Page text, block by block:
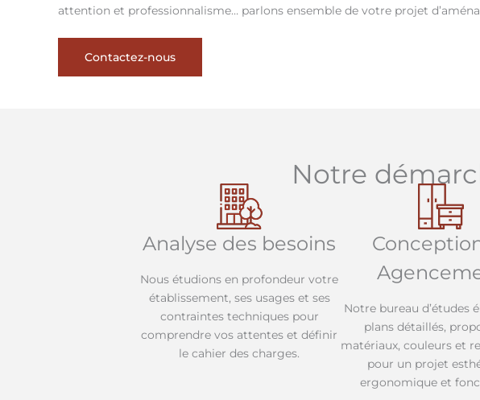
attention et professionnalisme… parlons ensemble de votre projet
Contactez-nous
Notre
Analyse des besoins
Nous étudions en profondeur votre
établissement, ses usages et ses
contraintes techniques pour
comprendre vos attentes et définir
le cahier des charges.
Notre bureau d’études
plans détaillés,
matériaux, couleurs et
pour un projet
ergonomique et